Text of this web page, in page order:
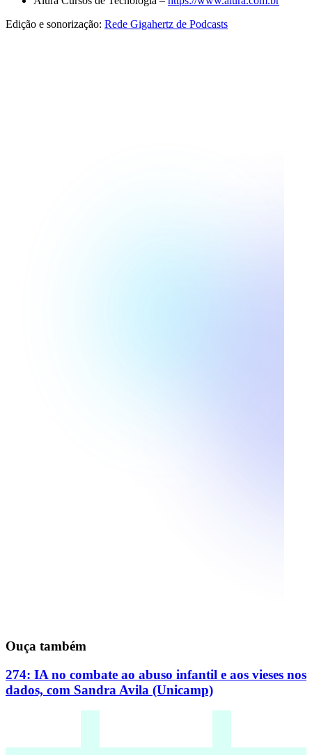
Edição e sonorização: ⁠⁠Rede Gigahertz de Podcasts
Ouça também
274: IA no combate ao abuso infantil e aos vieses nos
dados, com Sandra Avila (Unicamp)